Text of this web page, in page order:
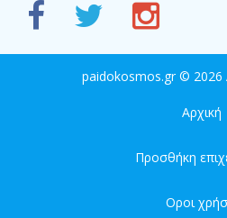
paidokosmos.gr © 2026
Αρχική
Προσθήκη
Οροι